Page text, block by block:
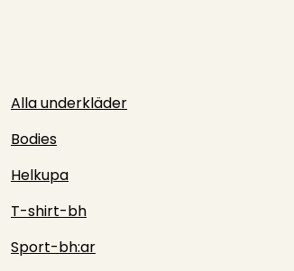
Alla underkläder
Bodies
Helkupa
T-shirt-bh
Sport-bh:ar